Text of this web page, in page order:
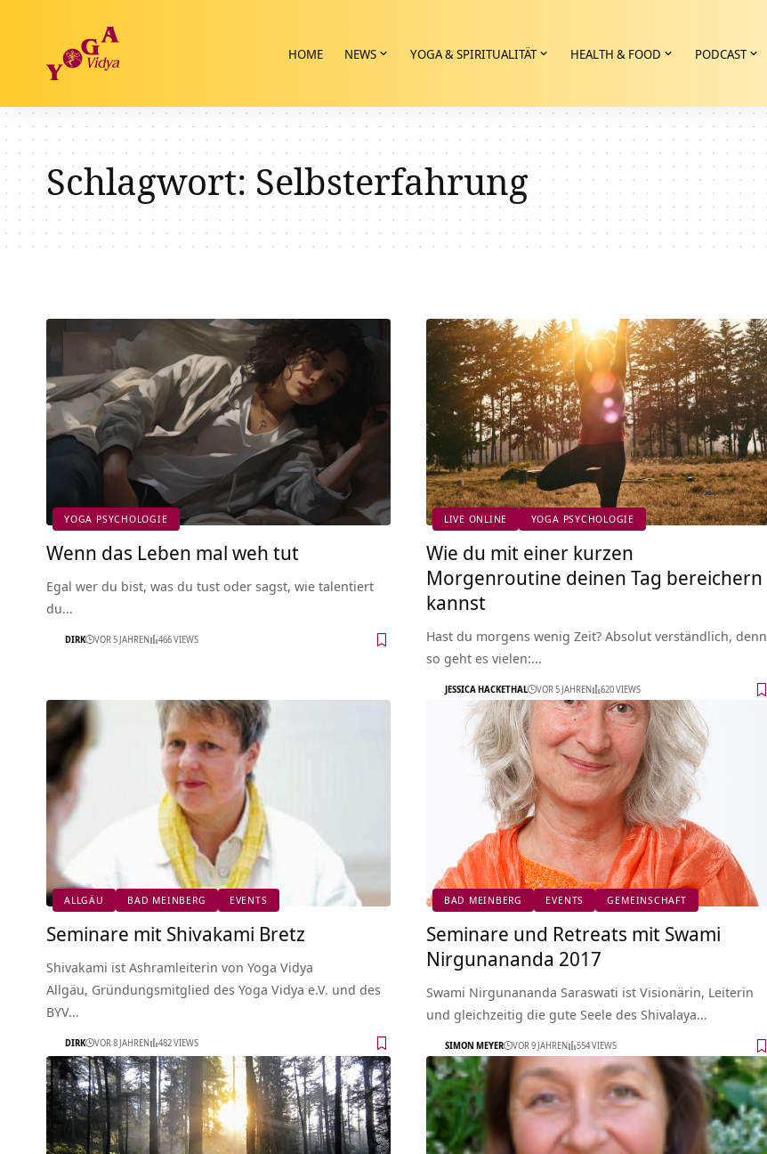
HOME NEWS YOGA & SPIRITUALITÄT HEALTH & FOOD PODCAST
Schlagwort: Selbsterfahrung
YOGA PSYCHOLOGIE
Wenn das Leben mal weh tut
Egal wer du bist, was du tust oder sagst, wie talentiert
du…
DIRK VOR 5 JAHREN 466 VIEWS
LIVE ONLINE YOGA PSYCHOLOGIE
Wie du mit einer kurzen
Morgenroutine deinen Tag bereichern
kannst
Hast du morgens wenig Zeit? Absolut verständlich, denn
so geht es vielen:…
JESSICA HACKETHAL VOR 5 JAHREN 620 VIEWS
ALLGÄU BAD MEINBERG EVENTS
Seminare mit Shivakami Bretz
Shivakami ist Ashramleiterin von Yoga Vidya
Allgäu, Gründungsmitglied des Yoga Vidya e.V. und des
BYV…
DIRK VOR 8 JAHREN 482 VIEWS
BAD MEINBERG EVENTS GEMEINSCHAFT
Seminare und Retreats mit Swami
Nirgunananda 2017
Swami Nirgunananda Saraswati ist Visionärin, Leiterin
und gleichzeitig die gute Seele des Shivalaya…
SIMON MEYER VOR 9 JAHREN 554 VIEWS